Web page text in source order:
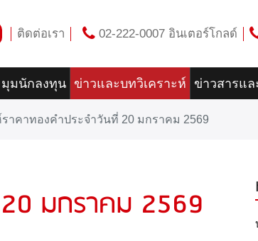
ติดต่อเรา 02-222-0007 อินเตอร์โกลด์
มุมนักลงทุน ข่าวและบทวิเคราะห์ ข่าวสารแ
าคาทองคำประจำวันที่ 20 มกราคม 2569
20 มกราคม 2569